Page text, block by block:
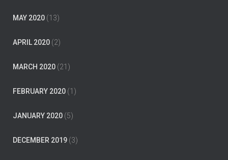
MAY 2020 (13)
APRIL 2020 (2)
MARCH 2020 (21)
FEBRUARY 2020 (1)
JANUARY 2020 (5)
DECEMBER 2019 (3)